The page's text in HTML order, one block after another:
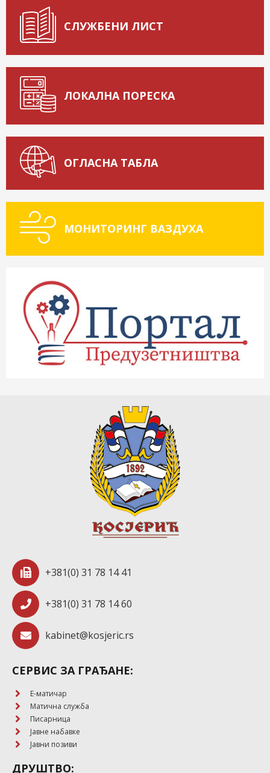
СЛУЖБЕНИ ЛИСТ
ЛОКАЛНА ПОРЕСКА
ОГЛАСНА ТАБЛА
МОНИТОРИНГ ВАЗДУХА
+381(0) 31 78 14 41
+381(0) 31 78 14 60
kabinet@kosjeric.rs
СЕРВИС ЗА ГРАЂАНЕ:
E-матичар
Матична служба
Писарница
Јавне набавке
Јавни позиви
ДРУШТВО: